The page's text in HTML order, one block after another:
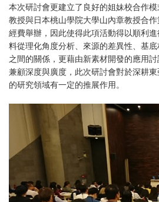
本次研討會更建立了良好的姐妹校合作
教授與日本桃山學院大學山內章教授合
經費舉辦，因此使得此項活動得以順利
料從理化角度分析、來源的差異性、基
之間的關係，更藉由新素材開發的應用
兼顧深度與廣度，此次研討會對於深耕
的研究領域有一定的推展作用。